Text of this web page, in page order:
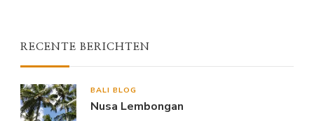
RECENTE BERICHTEN
BALI BLOG
Nusa Lembongan